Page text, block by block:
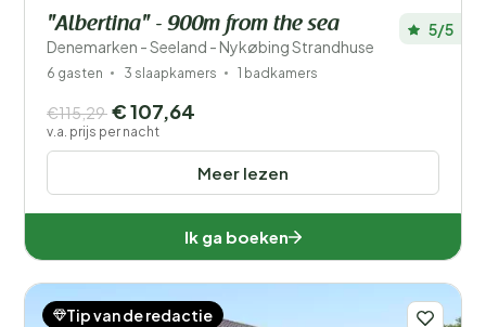
"Albertina" - 900m from the sea
Denemarken - Seeland - Nykøbing Strandhuse
5/5
6 gasten 3 slaapkamers 1 badkamers
Meer lezen
€115,29 € 107,64
v.a. prijs per nacht
Ik ga boeken
Tip van de redactie